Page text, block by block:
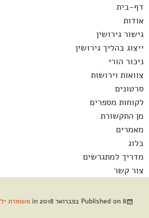
לדלג
לתוכן
דף-בית
אודות
גישור גירושין
ייצוג בהליך גירושין
ניכור הורי
צוואות וירושות
סרטונים
לקוחות מספרים
מן התקשורת
מאמרים
בלוג
מדריך למתגרשים
צור קשר
חיפוש:
Published on 8 בפברואר 2018 משמורת